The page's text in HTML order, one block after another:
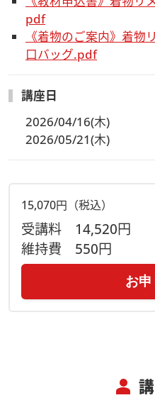
pdf
《着物のご案内》着物
口バッグ.pdf
講座日
2026/04/16(木)
2026/05/21(木)
15,070円（税込）
受講料 14,520円
維持費 550円
お
person